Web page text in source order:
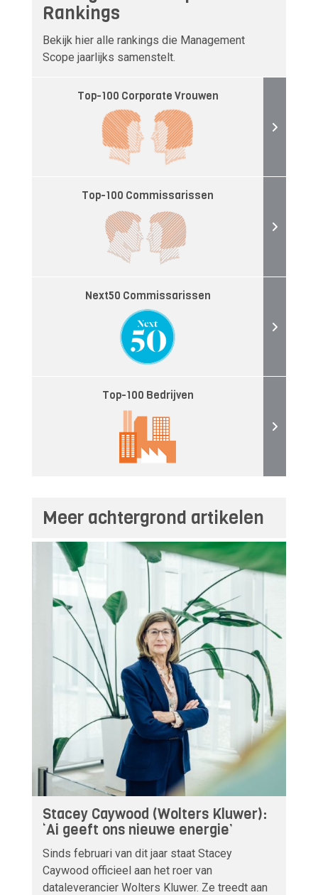
Rankings
Bekijk hier alle rankings die Management
Scope jaarlijks samenstelt.
Top-100 Corporate Vrouwen
Top-100 Commissarissen
Next50 Commissarissen
Top-100 Bedrijven
Meer achtergrond artikelen
Stacey Caywood (Wolters Kluwer):
‘Ai geeft ons nieuwe energie’
Sinds februari van dit jaar staat Stacey
Caywood officieel aan het roer van
dataleverancier Wolters Kluwer. Ze treedt aan